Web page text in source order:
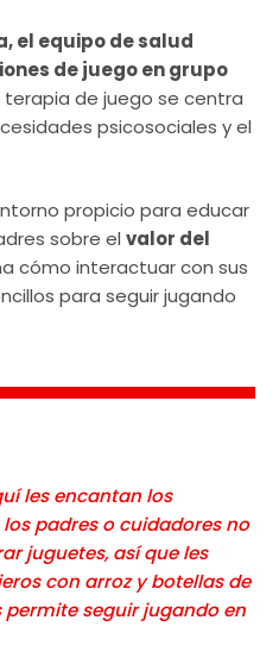
el equipo de salud
de juego en grupo
terapia de juego se centra
psicosociales y el
propicio para educar
sobre el valor del
cómo interactuar con sus
para seguir jugando
les encantan los
padres o cuidadores no
juguetes, así que les
con arroz y botellas de
seguir jugando en